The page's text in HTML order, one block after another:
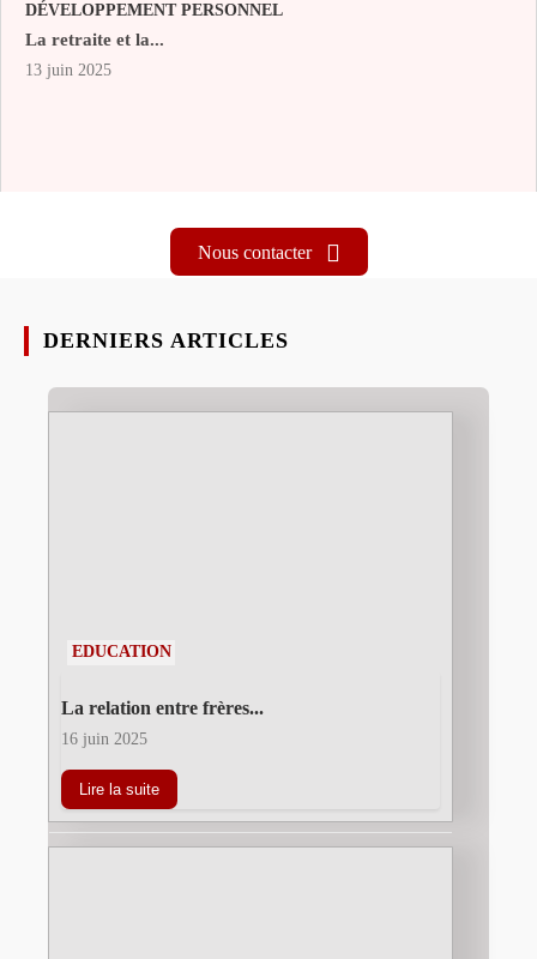
DÉVELOPPEMENT PERSONNEL
La retraite et la...
13 juin 2025
Nous contacter
DERNIERS ARTICLES
EDUCATION
La relation entre frères...
16 juin 2025
Lire la suite